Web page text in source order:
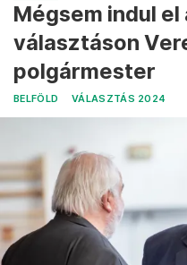
Mégsem indul el
választáson
polgármester
BELFÖLD VÁLASZTÁS 2024